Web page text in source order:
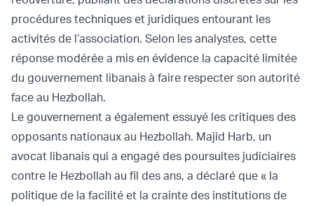
procédures techniques et juridiques entourant les
activités de l’association. Selon les analystes, cette
réponse modérée a mis en évidence la capacité limitée
du gouvernement libanais à faire respecter son autorité
face au Hezbollah.
Le gouvernement a également essuyé les critiques des
opposants nationaux au Hezbollah. Majid Harb, un
avocat libanais qui a engagé des poursuites judiciaires
contre le Hezbollah au fil des ans, a déclaré que « la
politique de la facilité et la crainte des institutions de